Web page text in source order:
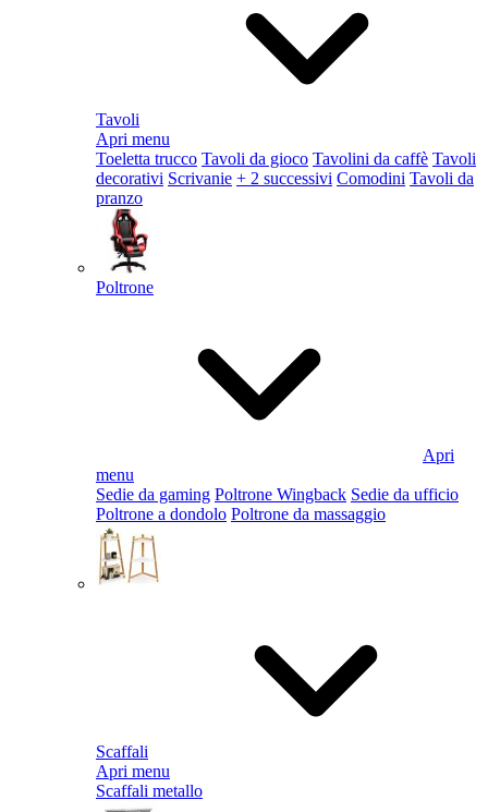
Tavoli
Apri menu
Toeletta trucco Tavoli da gioco Tavolini da caffè Tavoli
decorativi Scrivanie + 2 successivi Comodini Tavoli da
pranzo
Poltrone
Apri
menu
Sedie da gaming Poltrone Wingback Sedie da ufficio
Poltrone a dondolo Poltrone da massaggio
Scaffali
Apri menu
Scaffali metallo